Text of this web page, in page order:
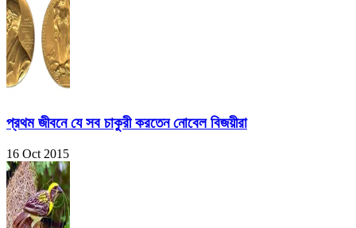
প্রথম জীবনে যে সব চাকুরী করতেন নোবেল বিজয়ীরা
16 Oct 2015